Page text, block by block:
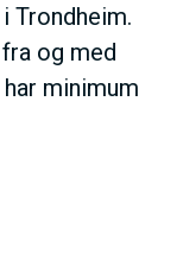
Trondheim.
og med
minimum